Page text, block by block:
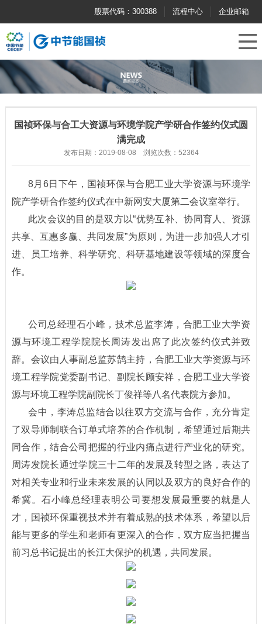
企业邮箱
流程中心
股票代码：300388
国祯环保与合工大资源与环境学院产学研合作签约仪式圆
满完成
发布日期：2019-08-08 浏览次数：52364
8月6日下午，国祯环保与合肥工业大学资源与环境学
院产学研合作签约仪式在中新网安大厦第二会议室举行。
此次会议的目的是双方以“优势互补、协同育人、资源
共享、互惠多赢、共同发展”为原则，为进一步加强人才引
进、员工培养、科学研究、科研基地建设等领域的深度合
作。
公司总经理石小峰，技术总监李涛，合肥工业大学资
源与环境工程学院院长周涛发出席了此次签约仪式并致
辞。会议由人事副总监苏鹄主持，合肥工业大学资源与环
境工程学院党委副书记、副院长顾安祥，合肥工业大学资
源与环境工程学院副院长丁俊祥等八名代表院方参加。
会中，李涛总监结合以往双方交流与合作，充分肯定
了双导师制联合订单式培养的合作机制，希望通过后期共
同合作，结合公司把握的行业内痛点进行产业化的研究。
周涛发院长通过学院三十二年的发展及转型之路，表达了
对相关专业和行业未来发展的认同以及双方的良好合作的
希冀。石小峰总经理表明公司要想发展最重要的就是人
才，国祯环保重视技术并有着成熟的技术体系，希望以后
能与更多的学生和老师有更深入的合作，双方应当把握当
前习总书记提出的长江大保护的机遇，共同发展。